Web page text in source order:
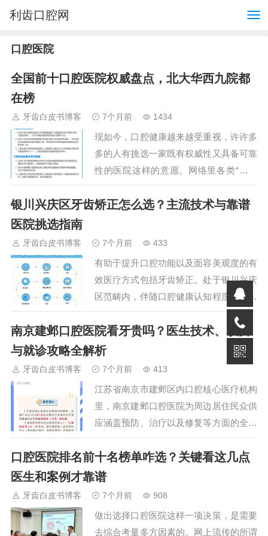
利齿口腔网
口腔医院
全国前十口腔医院权威盘点，北大华西九院都
在榜
牙齿白皮书博客 7个月前 1434
现如今，口腔健康越来越受重视，许许多
多的人有挑选一家既有权威性又具备可靠
性的医院这样的意愿。网络里各类“排名
榜”纷纷现形，可是却欠缺一种统一的标
准。依据业内达成一致的医疗质量、科研
银川兴庆区牙齿矫正怎么选？主流技术与靠谱
医院挑选指南
牙齿白皮书博客 7个月前 433
有助于提升口腔功能以及面容美观度的有
效医疗方式包括牙齿矫正。处于银川兴庆
区范畴内，伴随口腔健康认知程度日益提
高以及医疗技术不断进步，牙齿矫正已然
变成众多市民十分关注并且会去加以选择
的事项。它不仅仅和牙…
南京建邺口腔医院看牙贵吗？医生技术、收费
与就诊攻略全解析
牙齿白皮书博客 7个月前 413
江苏省南京市建邺区内口腔核心医疗机构
里，南京建邺口腔医院为周边居住民众供
应涵盖预防、治疗以及修复等方面的全面
口腔健康服务。其医疗质量、所拥有的医
生团队以及相关就诊体验，是病患普遍予
以关注的重点。接下来…
口腔医院排名前十名榜单咋选？关键看这几点
医生和案例才靠谱
牙齿白皮书博客 7个月前 908
做出选择口腔医院这样一项决策，是需要
去综合考量多方因素的。网上流传的所谓